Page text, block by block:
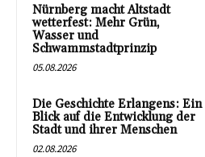
Nürnberg macht Altstadt
wetterfest: Mehr Grün,
Wasser und
Schwammstadtprinzip
05.08.2026
Die Geschichte Erlangens: Ein
Blick auf die Entwicklung der
Stadt und ihrer Menschen
02.08.2026